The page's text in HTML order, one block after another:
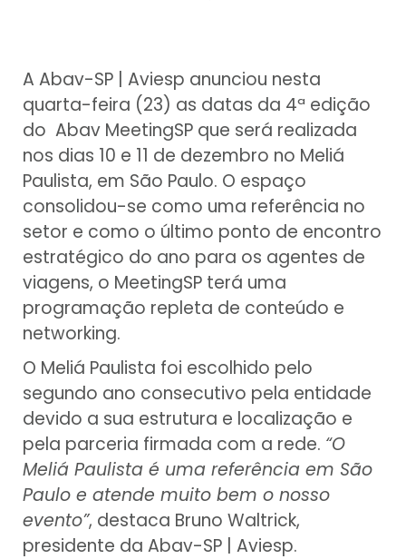
A Abav-SP | Aviesp anunciou nesta
quarta-feira (23) as datas da 4ª edição
do Abav MeetingSP que será realizada
nos dias 10 e 11 de dezembro no Meliá
Paulista, em São Paulo. O espaço
consolidou-se como uma referência no
setor e como o último ponto de encontro
estratégico do ano para os agentes de
viagens, o MeetingSP terá uma
programação repleta de conteúdo e
networking.
O Meliá Paulista foi escolhido pelo
segundo ano consecutivo pela entidade
devido a sua estrutura e localização e
pela parceria firmada com a rede. “O
Meliá Paulista é uma referência em São
Paulo e atende muito bem o nosso
evento”, destaca Bruno Waltrick,
presidente da Abav-SP | Aviesp.